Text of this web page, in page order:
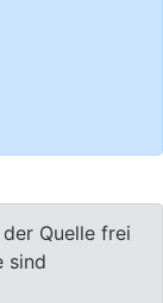
Quelle frei
sind